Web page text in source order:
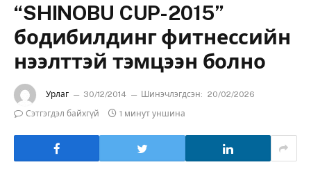
“SHINOBU CUP-2015”
бодибилдинг фитнессийн
нээлттэй тэмцээн болно
Урлаг 30/12/2014 Шинэчлэгдсэн: 20/02/2026
Сэтгэгдэл байхгүй
1 минут уншина